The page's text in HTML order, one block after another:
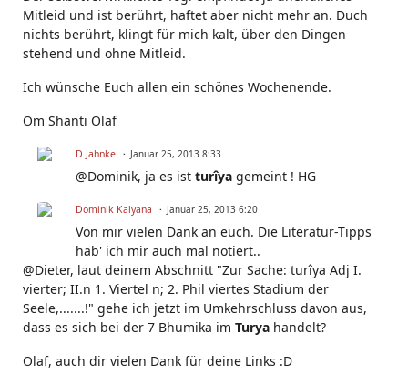
Mitleid und ist berührt, haftet aber nicht mehr an. Duch
nichts berührt, klingt für mich kalt, über den Dingen
stehend und ohne Mitleid.
Ich wünsche Euch allen ein schönes Wochenende.
Om Shanti Olaf
D.Jahnke Januar 25, 2013 8:33
@Dominik, ja es ist turîya gemeint ! HG
Dominik Kalyana Januar 25, 2013 6:20
Von mir vielen Dank an euch. Die Literatur-Tipps
hab' ich mir auch mal notiert..
@Dieter, laut deinem Abschnitt "Zur Sache: turîya Adj I.
vierter; II.n 1. Viertel n; 2. Phil viertes Stadium der
Seele,.......!" gehe ich jetzt im Umkehrschluss davon aus,
dass es sich bei der 7 Bhumika im Turya handelt?
Olaf, auch dir vielen Dank für deine Links :D